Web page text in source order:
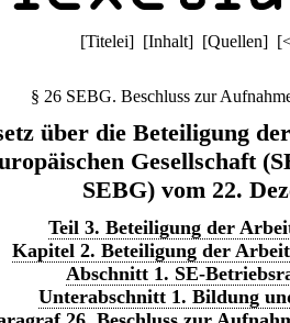
[Titelei] [Inhalt] [Quellen] [
§ 26 SEBG. Beschluss zur
über die Beteiligung
Gesellschaft
SEBG) vom 22.
Teil 3. Beteiligung der
Kapitel 2. Beteiligung der
Abschnitt 1. SE-
Unterabschnitt 1. Bildung